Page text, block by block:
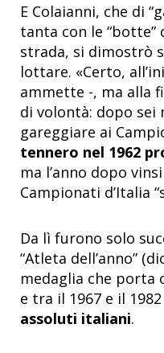
E Colaianni, che di
tanta con le
strada, si dimostrò
lottare. «Certo,
ammette -, ma alla
di volontà: dopo sei
gareggiare ai
tennero nel 1962
ma l’anno dopo
Campionati d’Italia
Da lì furono solo
“Atleta dell’anno”
medaglia che porta
e tra il 1967 e il
assoluti italiani.